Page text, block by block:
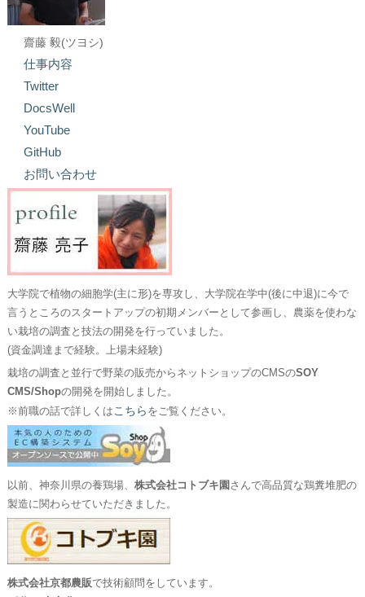
齋藤 毅(ツヨシ)
仕事内容
Twitter
DocsWell
YouTube
GitHub
お問い合わせ
大学院で植物の細胞学(主に形)を専攻し、大学院在学中(後に中退)に今で
言うところのスタートアップの初期メンバーとして参画し、農薬を使わな
い栽培の調査と技法の開発を行っていました。
(資金調達まで経験。上場未経験)
栽培の調査と並行で野菜の販売からネットショップのCMSのSOY
CMS/Shopの開発を開始しました。
※前職の話で詳しくはこちら をご覧ください。
以前、神奈川県の養鶏場、 株式会社コトブキ園 さんで高品質な鶏糞堆肥の
製造に関わらせていただきました。
株式会社京都農販で技術顧問をしています。